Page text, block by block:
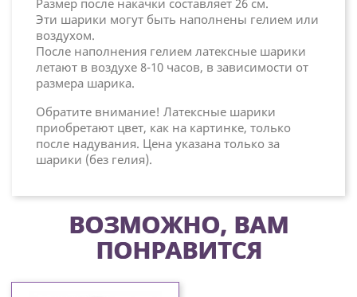
Эти шарики могут быть наполнены гелием или
воздухом.
После наполнения гелием латексные шарики
летают в воздухе 8-10 часов, в зависимости от
размера шарика.
Обратите внимание! Латексные шарики
приобретают цвет, как на картинке, только
после надувания. Цена указана только за
шарики (без гелия).
ВОЗМОЖНО, ВАМ
ПОНРАВИТСЯ